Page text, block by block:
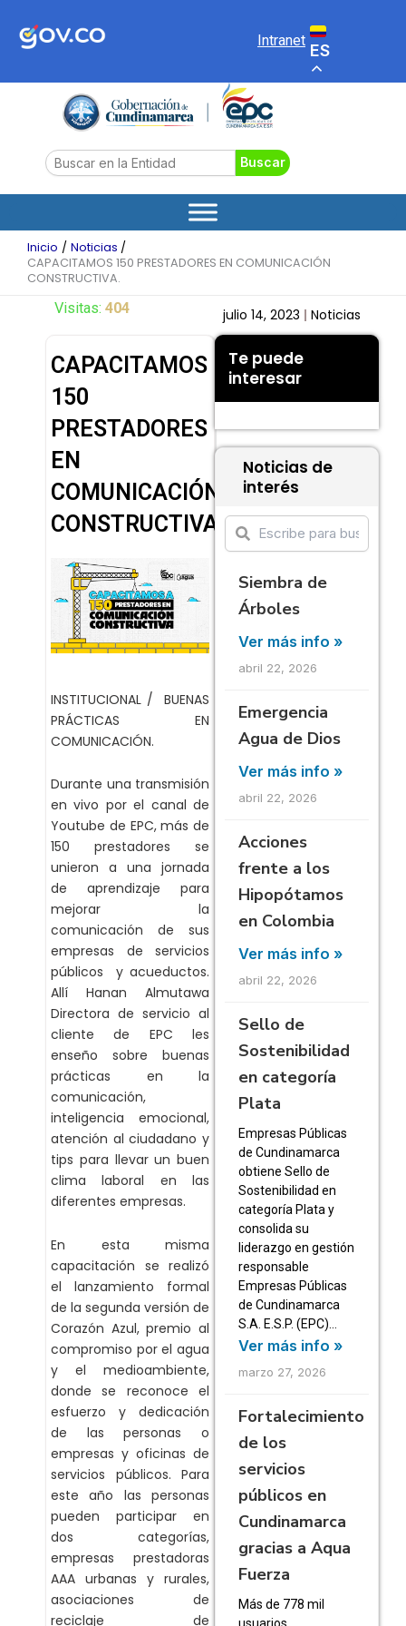
Intranet
ES
Search Buscar
Inicio
Noticias
CAPACITAMOS 150 PRESTADORES EN COMUNICACIÓN
CONSTRUCTIVA.
Visitas: 404 julio 14, 2023 Noticias
CAPACITAMOS
150
PRESTADORES
EN
COMUNICACIÓN
CONSTRUCTIVA.
INSTITUCIONAL / BUENAS
PRÁCTICAS EN
COMUNICACIÓN.
Durante una transmisión
en vivo por el canal de
Youtube de EPC, más de
150 prestadores se
unieron a una jornada
de aprendizaje para
mejorar la
comunicación de sus
empresas de servicios
públicos y acueductos.
Allí Hanan Almutawa
Directora de servicio al
cliente de EPC les
enseño sobre buenas
prácticas en la
comunicación,
inteligencia emocional,
atención al ciudadano y
tips para llevar un buen
clima laboral en las
diferentes empresas.
En esta misma
capacitación se realizó
el lanzamiento formal
de la segunda versión de
Corazón Azul, premio al
compromiso por el agua
y el medioambiente,
donde se reconoce el
esfuerzo y dedicación
de las personas o
empresas y oficinas de
servicios públicos. Para
este año las personas
pueden participar en
dos categorías,
empresas prestadoras
AAA urbanas y rurales,
asociaciones de
reciclaje de
Te puede
interesar
Noticias de
interés
Siembra de
Árboles
Ver más info »
abril 22, 2026
Emergencia
Agua de Dios
Ver más info »
abril 22, 2026
Acciones
frente a los
Hipopótamos
en Colombia
Ver más info »
abril 22, 2026
Sello de
Sostenibilidad
en categoría
Plata
Empresas Públicas
de Cundinamarca
obtiene Sello de
Sostenibilidad en
categoría Plata y
consolida su
liderazgo en gestión
responsable
Empresas Públicas
de Cundinamarca
S.A. E.S.P. (EPC)…
Ver más info »
marzo 27, 2026
Fortalecimiento
de los
servicios
públicos en
Cundinamarca
gracias a Aqua
Fuerza
Más de 778 mil